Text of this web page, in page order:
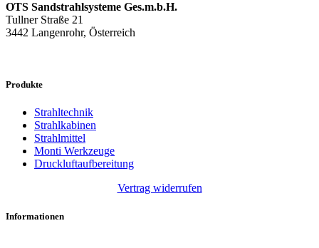
OTS Sandstrahlsysteme Ges.m.b.H.
Tullner Straße 21
3442 Langenrohr, Österreich
Produkte
Strahltechnik
Strahlkabinen
Strahlmittel
Monti Werkzeuge
Druckluftaufbereitung
Vertrag widerrufen
Informationen